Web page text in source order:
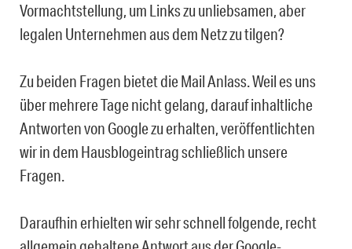
Vormachtstellung, um Links zu unliebsamen, aber
legalen Unternehmen aus dem Netz zu tilgen?
Zu beiden Fragen bietet die Mail Anlass. Weil es uns
über mehrere Tage nicht gelang, darauf inhaltliche
Antworten von Google zu erhalten, veröffentlichten
wir in dem Hausblogeintrag schließlich unsere
Fragen.
Daraufhin erhielten wir sehr schnell folgende, recht